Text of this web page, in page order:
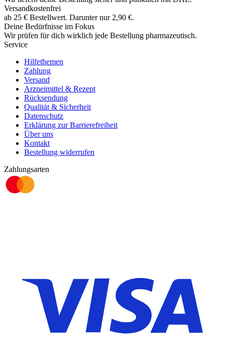
Versandkostenfrei
ab 25 € Bestellwert. Darunter nur 2,90 €.
Deine Bedürfnisse im Fokus
Wir prüfen für dich wirklich jede Bestellung pharmazeutisch.
Service
Hilfethemen
Zahlung
Versand
Arzneimittel & Rezept
Rücksendung
Qualität & Sicherheit
Datenschutz
Erklärung zur Barrierefreiheit
Über uns
Kontakt
Bestellung widerrufen
Zahlungsarten